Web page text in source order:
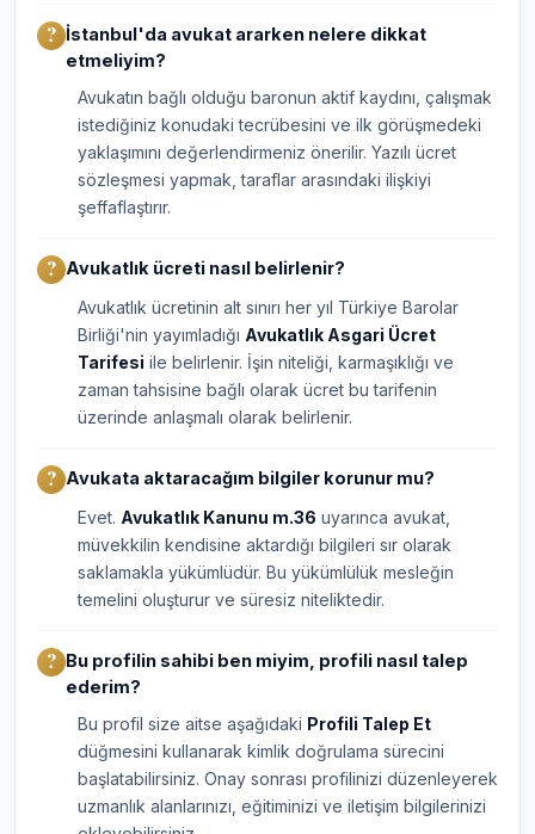
İstanbul'da avukat ararken nelere dikkat
etmeliyim?
Avukatın bağlı olduğu baronun aktif kaydını, çalışmak
istediğiniz konudaki tecrübesini ve ilk görüşmedeki
yaklaşımını değerlendirmeniz önerilir. Yazılı ücret
sözleşmesi yapmak, taraflar arasındaki ilişkiyi
şeffaflaştırır.
Avukatlık ücreti nasıl belirlenir?
Avukatlık ücretinin alt sınırı her yıl Türkiye Barolar
Birliği'nin yayımladığı Avukatlık Asgari Ücret
Tarifesi ile belirlenir. İşin niteliği, karmaşıklığı ve
zaman tahsisine bağlı olarak ücret bu tarifenin
üzerinde anlaşmalı olarak belirlenir.
Avukata aktaracağım bilgiler korunur mu?
Evet. Avukatlık Kanunu m.36 uyarınca avukat,
müvekkilin kendisine aktardığı bilgileri sır olarak
saklamakla yükümlüdür. Bu yükümlülük mesleğin
temelini oluşturur ve süresiz niteliktedir.
Bu profilin sahibi ben miyim, profili nasıl talep
ederim?
Bu profil size aitse aşağıdaki Profili Talep Et
düğmesini kullanarak kimlik doğrulama sürecini
başlatabilirsiniz. Onay sonrası profilinizi düzenleyerek
uzmanlık alanlarınızı, eğitiminizi ve iletişim bilgilerinizi